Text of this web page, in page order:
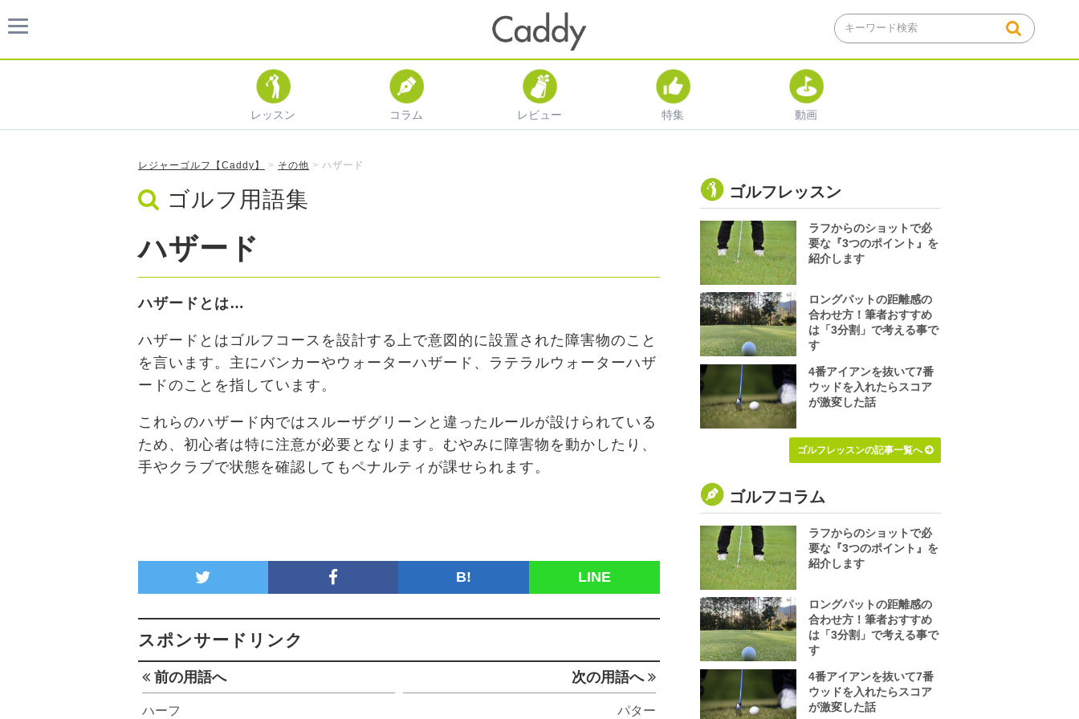
レッスン コラム レビュー 特集 動画
レジャーゴルフ【Caddy】 > その他 > ハザード
ゴルフ用語集
ハザード
ハザードとは…
ハザードとはゴルフコースを設計する上で意図的に設置された障害物のこと
を言います。主にバンカーやウォーターハザード、ラテラルウォーターハザ
ードのことを指しています。
これらのハザード内ではスルーザグリーンと違ったルールが設けられている
ため、初心者は特に注意が必要となります。むやみに障害物を動かしたり、
手やクラブで状態を確認してもペナルティが課せられます。
B! LINE
スポンサードリンク
前の用語へ
ハーフ
次の用語へ
パター
ゴルフレッスン
ラフからのショットで必
要な『3つのポイント』を
紹介します
ロングパットの距離感の
合わせ方！筆者おすすめ
は「3分割」で考える事で
す
4番アイアンを抜いて7番
ウッドを入れたらスコア
が激変した話
ゴルフレッスンの記事一覧へ
ゴルフコラム
ラフからのショットで必
要な『3つのポイント』を
紹介します
ロングパットの距離感の
合わせ方！筆者おすすめ
は「3分割」で考える事で
す
4番アイアンを抜いて7番
ウッドを入れたらスコア
が激変した話